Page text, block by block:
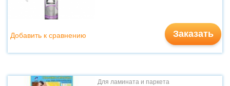
Заказать
Добавить к сравнению
Для ламината и паркета